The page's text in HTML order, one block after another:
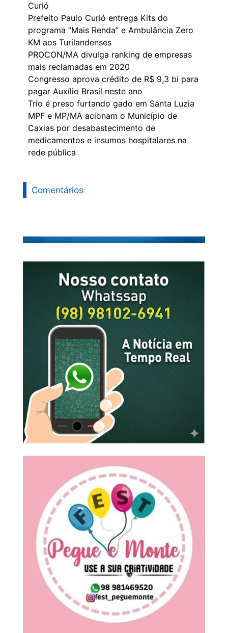
Curió
Prefeito Paulo Curió entrega Kits do
programa “Mais Renda” e Ambulância Zero
KM aos Turilandenses
PROCON/MA divulga ranking de empresas
mais reclamadas em 2020
Congresso aprova crédito de R$ 9,3 bi para
pagar Auxílio Brasil neste ano
Trio é preso furtando gado em Santa Luzia
MPF e MP/MA acionam o Município de
Caxias por desabastecimento de
medicamentos e insumos hospitalares na
rede pública
Comentários